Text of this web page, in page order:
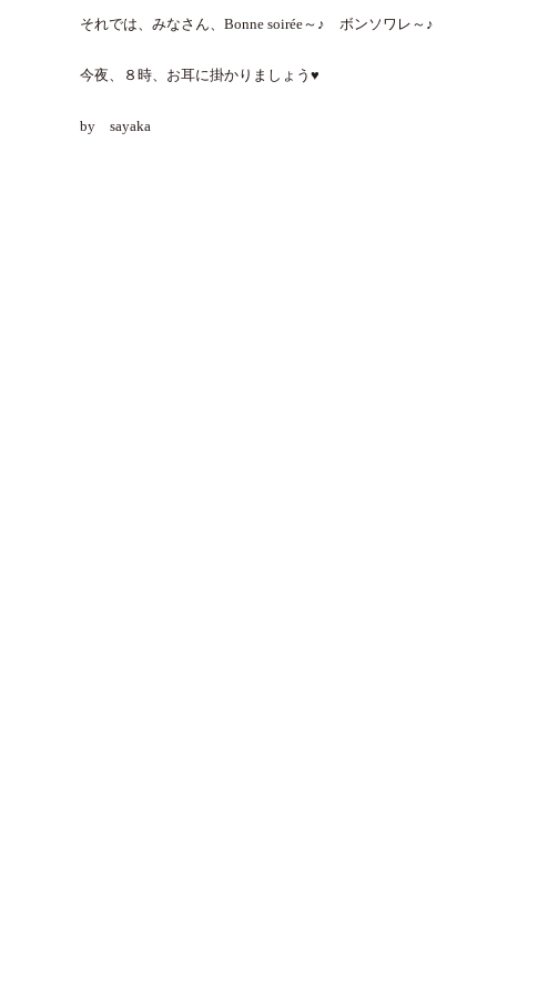
それでは、みなさん、Bonne soirée～♪ ボンソワレ～♪
今夜、８時、お耳に掛かりましょう♥
by sayaka